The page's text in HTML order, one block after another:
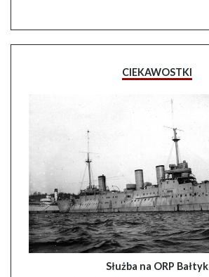
CIEKAWOSTKI
Służba na ORP Bałtyk